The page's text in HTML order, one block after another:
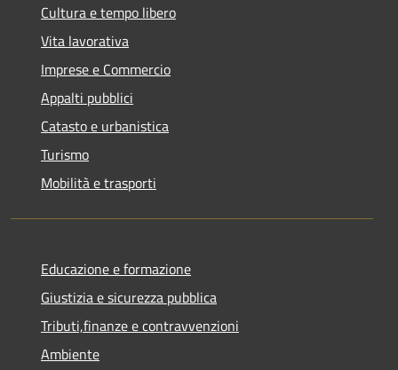
Cultura e tempo libero
Vita lavorativa
Imprese e Commercio
Appalti pubblici
Catasto e urbanistica
Turismo
Mobilità e trasporti
Educazione e formazione
Giustizia e sicurezza pubblica
Tributi,finanze e contravvenzioni
Ambiente